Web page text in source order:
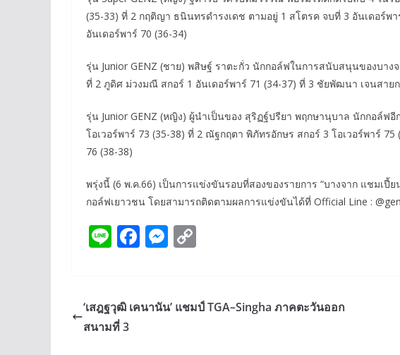
(35-33) ที่ 2 กฤติญา ธนินทรดำรงเดช ตามอยู่ 1 สโตรค จบที่ 3 อันเดอร์พ
อันเดอร์พาร์ 70 (36-34)
รุ่น Junior GENZ (ชาย) พสิษฐ์ ราตะกั่ว นักกอล์ฟในการสนับสนุนของบาง
ที่ 2 ภูดิศ ม่วงมณี สกอร์ 1 อันเดอร์พาร์ 71 (34-37) ที่ 3 ชัยพัฒนา เจนสาย
รุ่น Junior GENZ (หญิง) ผู้นำเป็นของ สุริฏฐ์ปรียา พฤกษานุบาล นักกอล์ฟ
โอเวอร์พาร์ 73 (35-38) ที่ 2 ณัฐกฤตา พิภัทรอักษร สกอร์ 3 โอเวอร์พาร์
76 (38-38)
พรุ่งนี้ (6 พ.ค.66) เป็นการแข่งขันรอบที่สองของรายการ “บางจาก แชมเปี้
กอล์ฟเยาวชน โดยสามารถติดตามผลการแข่งขันได้ที่ Official Line :
Li F
b
M
e y
‘เสฎฐวุฒิ เคนานัน’ แชมป์ TGA–Singha ภาคตะวันออก
สนามที่ 3